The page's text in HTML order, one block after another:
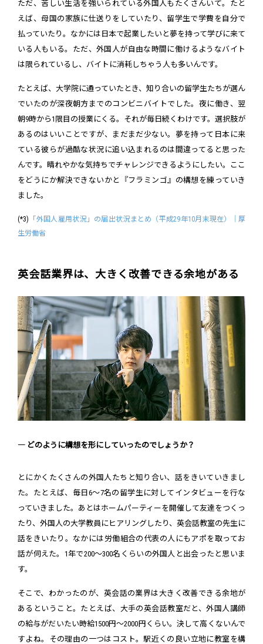
ただ、苦しい生活を強いられている外国人もたくさんいて。たと
えば、母国の家族に仕送りをしていたり、留学生で学費を自分で
払っていたり。なかには日本で起業したいと夢を持って学びに来て
いる人もいる。ただ、外国人が自由な時間に働けるようなバイト
は限られているし、バイトに消耗しちゃう人も多いんです。
たとえば、大学院に通っていたとき、知り合いの留学生たちが選ん
でいたのが深夜朝方までのコンビニバイトでした。夜に働き、翌
朝9時から1限目の授業にくる。それが毎日続くわけです。選択肢が
あるのはいいことですが、まだまだ少ない。夢を持って日本に来
ている彼らが過酷な状況に追い込まれるのは間違ってると思った
んです。晴れやかな気持ちでチャレンジできるようにしたい。ここ
をどうにか解決できないかと『フラミンゴ』の構想を練っていき
ました。
(*3) 「外国人雇用状況」の届出状況まとめ（平成29年10月末現在）｜厚
生労働省
英会話業界は、大きく改善できる余地がある
― どのように構想を形にしていったのでしょうか？
とにかくたくさんの外国人たちと知り合い、話をきいていきまし
た。たとえば、毎日6～7名の留学生に対してインタビューを行な
っていきました。あとはホームパーティーを開催して友達をつくっ
たり、外国人の大学教員にヒアリングしたり、英会話教室の先生に
話をきいたり。なかには労働組合の代表の人にもアポを取ってお
話が伺えた。1年で200～300名くらいの外国人と出会ったと思いま
す。
そこで、わかったのが、英会話の業界は大きく改善できる余地が
あるということ。たとえば、大手の英会話教室だと、外国人講師
の給与がだいたい時給1500円～2000円くらい。決して高くないんで
すよね。その理由の一つはコスト。駅近くの良い立地に教室を構